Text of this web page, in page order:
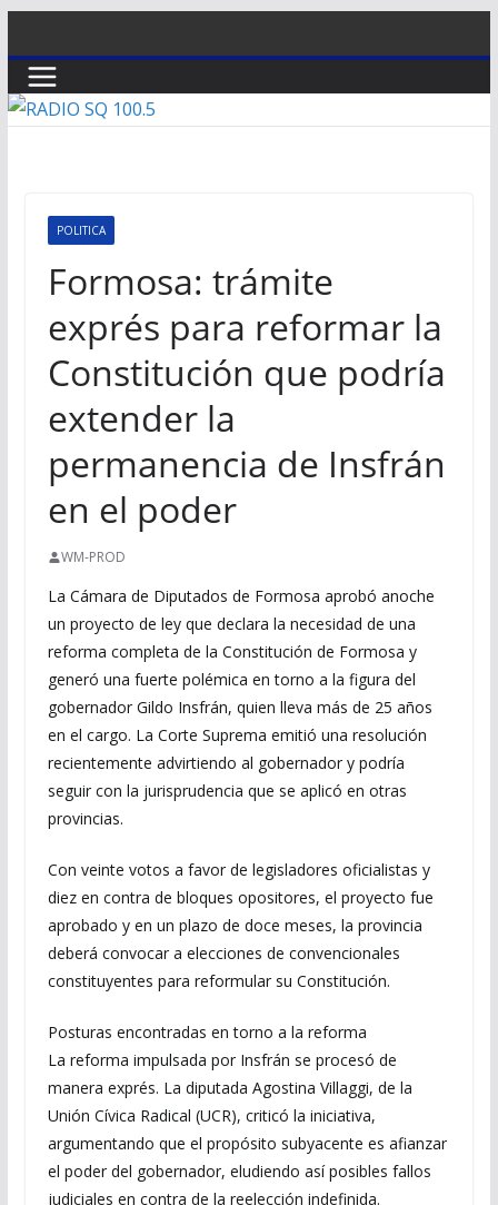
al
contenido
POLITICA
Formosa: trámite
exprés para reformar la
Constitución que podría
extender la
permanencia de Insfrán
en el poder
WM-PROD
La Cámara de Diputados de Formosa aprobó anoche
un proyecto de ley que declara la necesidad de una
reforma completa de la Constitución de Formosa y
generó una fuerte polémica en torno a la figura del
gobernador Gildo Insfrán, quien lleva más de 25 años
en el cargo. La Corte Suprema emitió una resolución
recientemente advirtiendo al gobernador y podría
seguir con la jurisprudencia que se aplicó en otras
provincias.
Con veinte votos a favor de legisladores oficialistas y
diez en contra de bloques opositores, el proyecto fue
aprobado y en un plazo de doce meses, la provincia
deberá convocar a elecciones de convencionales
constituyentes para reformular su Constitución.
Posturas encontradas en torno a la reforma
La reforma impulsada por Insfrán se procesó de
manera exprés. La diputada Agostina Villaggi, de la
Unión Cívica Radical (UCR), criticó la iniciativa,
argumentando que el propósito subyacente es afianzar
el poder del gobernador, eludiendo así posibles fallos
judiciales en contra de la reelección indefinida.